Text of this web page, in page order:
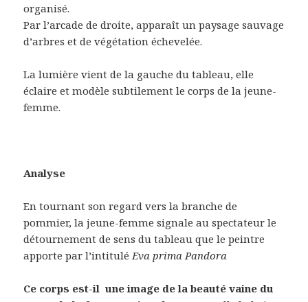
organisé.
Par l’arcade de droite, apparaît un paysage sauvage
d’arbres et de végétation échevelée.
La lumière vient de la gauche du tableau, elle
éclaire et modèle subtilement le corps de la jeune-
femme.
Analyse
En tournant son regard vers la branche de
pommier, la jeune-femme signale au spectateur le
détournement de sens du tableau que le peintre
apporte par l’intituléEva prima Pandora
Ce corps est-il une image de la beauté vaine du